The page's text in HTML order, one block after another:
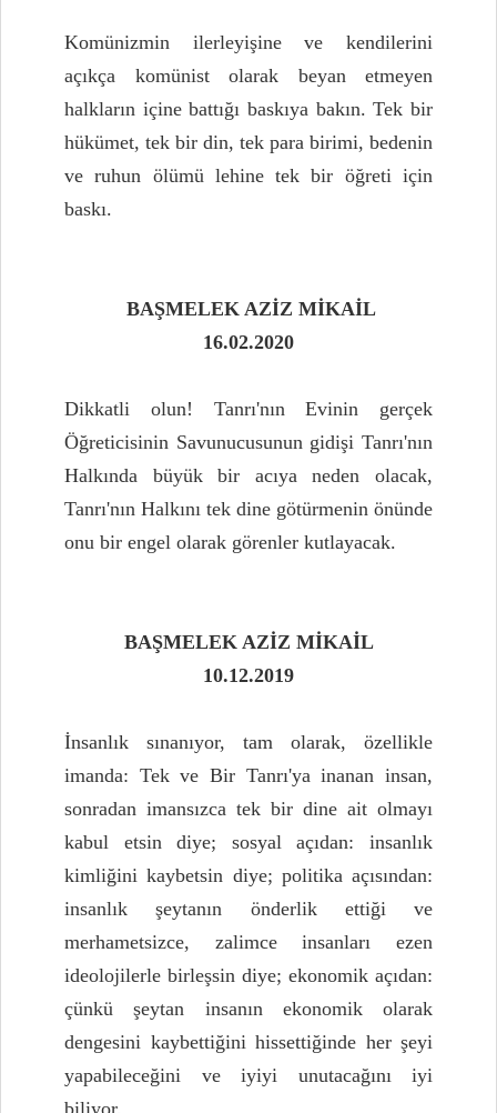
Komünizmin ilerleyişine ve kendilerini
açıkça komünist olarak beyan etmeyen
halkların içine battığı baskıya bakın. Tek bir
hükümet, tek bir din, tek para birimi, bedenin
ve ruhun ölümü lehine tek bir öğreti için
baskı.
BAŞMELEK AZİZ MİKAİL
16.02.2020
Dikkatli olun! Tanrı'nın Evinin gerçek
Öğreticisinin Savunucusunun gidişi Tanrı'nın
Halkında büyük bir acıya neden olacak,
Tanrı'nın Halkını tek dine götürmenin önünde
onu bir engel olarak görenler kutlayacak.
BAŞMELEK AZİZ MİKAİL
10.12.2019
İnsanlık sınanıyor, tam olarak, özellikle
imanda: Tek ve Bir Tanrı'ya inanan insan,
sonradan imansızca tek bir dine ait olmayı
kabul etsin diye; sosyal açıdan: insanlık
kimliğini kaybetsin diye; politika açısından:
insanlık şeytanın önderlik ettiği ve
merhametsizce, zalimce insanları ezen
ideolojilerle birleşsin diye; ekonomik açıdan:
çünkü şeytan insanın ekonomik olarak
dengesini kaybettiğini hissettiğinde her şeyi
yapabileceğini ve iyiyi unutacağını iyi